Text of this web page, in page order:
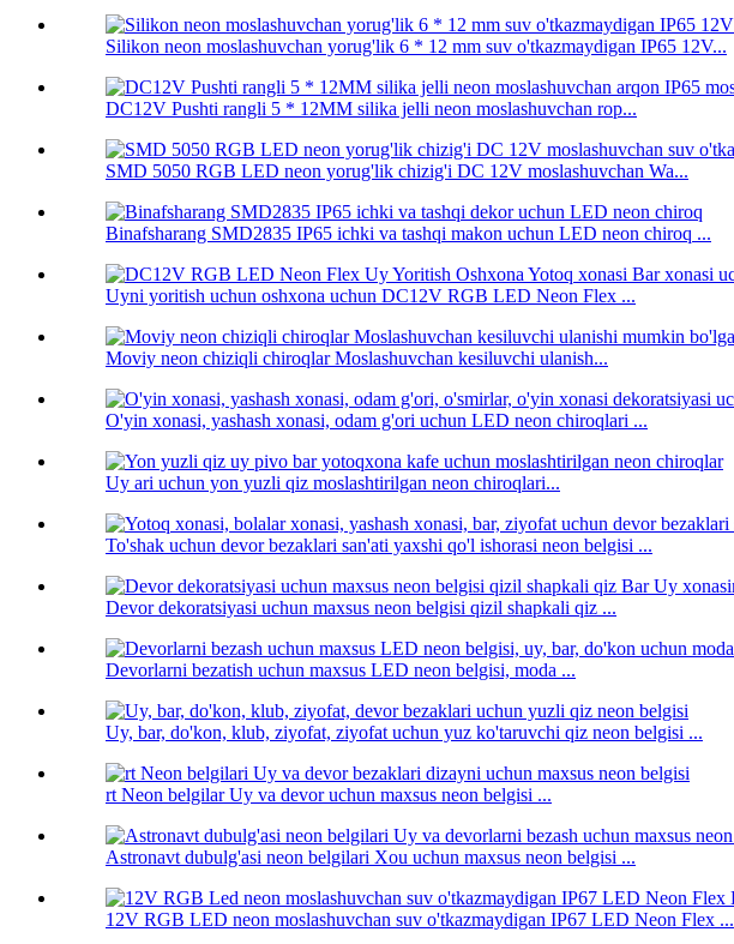
Silikon neon moslashuvchan yorug'lik 6 * 12 mm suv o'tkazmaydigan IP65 12V...
DC12V Pushti rangli 5 * 12MM silika jelli neon moslashuvchan rop...
SMD 5050 RGB LED neon yorug'lik chizig'i DC 12V moslashuvchan Wa...
Binafsharang SMD2835 IP65 ichki va tashqi makon uchun LED neon chiroq ...
Uyni yoritish uchun oshxona uchun DC12V RGB LED Neon Flex ...
Moviy neon chiziqli chiroqlar Moslashuvchan kesiluvchi ulanish...
O'yin xonasi, yashash xonasi, odam g'ori uchun LED neon chiroqlari ...
Uy ari uchun yon yuzli qiz moslashtirilgan neon chiroqlari...
To'shak uchun devor bezaklari san'ati yaxshi qo'l ishorasi neon belgisi ...
Devor dekoratsiyasi uchun maxsus neon belgisi qizil shapkali qiz ...
Devorlarni bezatish uchun maxsus LED neon belgisi, moda ...
Uy, bar, do'kon, klub, ziyofat, ziyofat uchun yuz ko'taruvchi qiz neon belgisi ...
rt Neon belgilar Uy va devor uchun maxsus neon belgisi ...
Astronavt dubulg'asi neon belgilari Xou uchun maxsus neon belgisi ...
12V RGB LED neon moslashuvchan suv o'tkazmaydigan IP67 LED Neon Flex ...